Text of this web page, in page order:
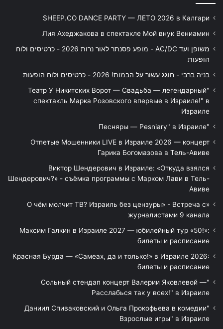
SHEEP.CO DANCE PARTY — ЛЕТО 2026 в Калгари
Лия Ахеджакова в спектакле Мой внук Вениамин
משופן ועד AC/DC - מופע פסנתר לאור נרות 2026 - כרטיסים ולוח
הופעות
בניה ברבי - חוגג עשור על הבמות! 2026 - כרטיסים ולוח הופעות
"Театр У Никитских Ворот — Свадьба — легендарный
спектакль Марка Розовского впервые в Израиле!" в
Израиле
"Песняры — Pesniary" в Израиле
Отпетые Мошенники LIVE в Израиле 2026 — концерт
Гарика Богомазова в Тель-Авиве
Виктор Шендерович в Израиле: «Откуда взялся
Шендерович?» - съёмка программы с Марком Лави в Тель-
Авиве
«О чём молчит ТВ? Израиль без цензуры» - Встреча с
журналистами 9 канала
Максим Галкин в Израиле 2027 — юбилейный тур «50!»:
билеты и расписание
Красная Бурда — «Самеах, да и только!» в Израиле 2026:
билеты и расписание
"Сольный стендап концерт Валерии Яковлевой —
Расслабься так у всех!" в Израиле
"Даниил Спиваковский и Ольга Прокофьева в комедии
Взрослые игры" в Израиле